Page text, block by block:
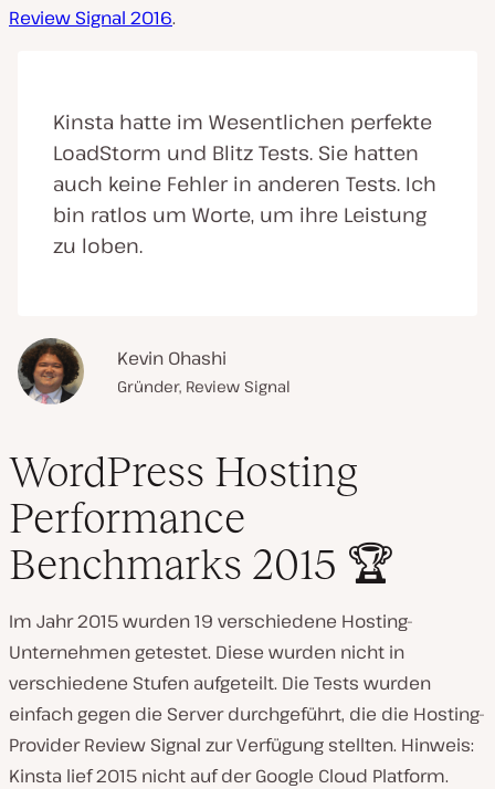
Review Signal 2016.
Kinsta hatte im Wesentlichen perfekte
LoadStorm und Blitz Tests. Sie hatten
auch keine Fehler in anderen Tests. Ich
bin ratlos um Worte, um ihre Leistung
zu loben.
Kevin Ohashi
Gründer, Review Signal
WordPress Hosting
Performance
Benchmarks 2015 🏆
Im Jahr 2015 wurden 19 verschiedene Hosting-
Unternehmen getestet. Diese wurden nicht in
verschiedene Stufen aufgeteilt. Die Tests wurden
einfach gegen die Server durchgeführt, die die Hosting-
Provider Review Signal zur Verfügung stellten. Hinweis:
Kinsta lief 2015 nicht auf der Google Cloud Platform.